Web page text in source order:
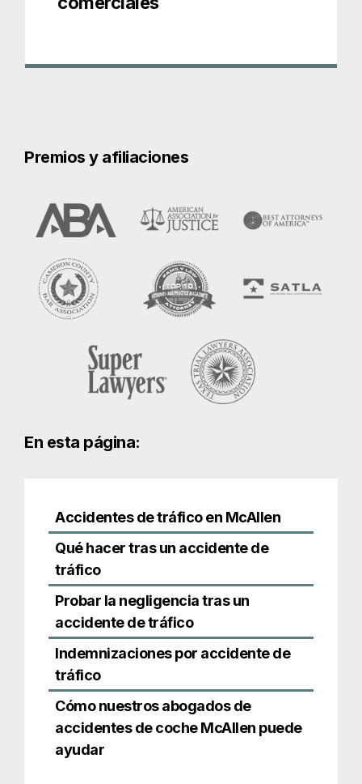
En esta página:
Accidentes de tráfico en McAllen
Qué hacer tras un accidente de
tráfico
accidente de tráfico
Cómo nuestros abogados de
accidentes de coche McAllen puede
ayudar
Accidentes de
tráfico en
McAllen